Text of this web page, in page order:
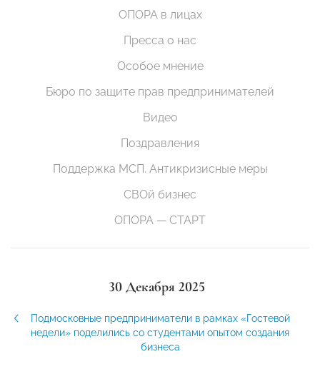
ОПОРА в лицах
Пресса о нас
Особое мнение
Бюро по защите прав предпринимателей
Видео
Поздравления
Поддержка МСП. Антикризисные меры
СВОй бизнес
ОПОРА — СТАРТ
30 Декабря 2025
Подмосковные предприниматели в рамках «Гостевой
недели» поделились со студентами опытом создания
бизнеса